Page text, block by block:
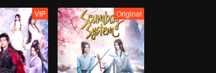
VIP Original